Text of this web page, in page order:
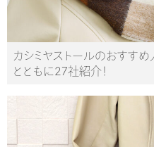
カシミヤストールのおすす
とともに27社紹介！